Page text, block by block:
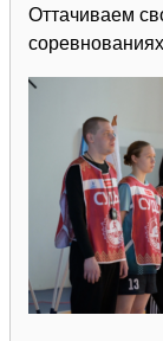
Оттачиваем